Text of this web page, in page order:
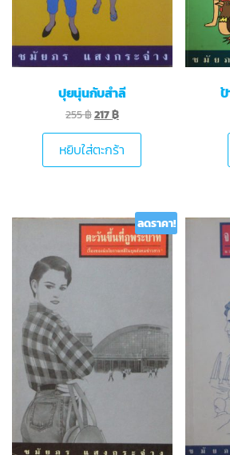
ปุยนุ่นกับสำลี
255฿217฿
หยิบใส่ตะกร้า
ป้
ลดราคา!